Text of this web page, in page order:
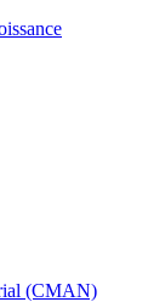
(CMAN)